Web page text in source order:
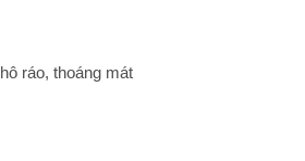
ráo, thoáng mát